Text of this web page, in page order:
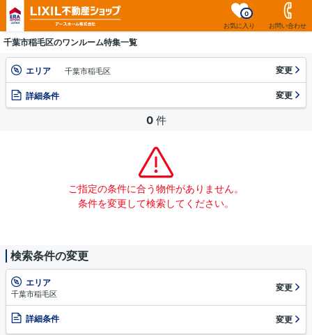
お気に入り
0
お問い合わせ
千葉市稲毛区のワンルーム特集一覧
エリア 千葉市稲毛区 変更
詳細条件 変更
0 件
ご指定の条件に合う物件がありません。
条件を変更して検索してください。
検索条件の変更
エリア
千葉市稲毛区
変更
詳細条件 変更